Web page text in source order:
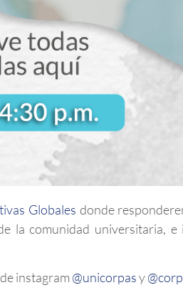
Globales donde
la comunidad universitaria, e
instagram @unicorpasy